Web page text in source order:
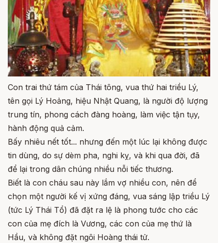
Con trai thứ tám của Thái tông, vua thứ hai triều Lý,
tên gọi Lý Hoảng, hiệu Nhật Quang, là người độ lượng
trung tín, phong cách đàng hoàng, làm việc tận tụy,
hành động quả cảm.
Bấy nhiêu nết tốt... nhưng đến một lúc lại không được
tin dùng, do sự dèm pha, nghi kỵ, và khi qua đời, đã
để lại trong dân chúng nhiều nỗi tiếc thương.
Biết là con cháu sau này lắm vợ nhiều con, nên để
chọn một người kế vị xứng đáng, vua sáng lập triều Lý
(tức Lý Thái Tổ) đã đặt ra lệ là phong tước cho các
con của mẹ đích là Vương, các con của mẹ thứ là
Hầu, và không đặt ngôi Hoàng thái tử.